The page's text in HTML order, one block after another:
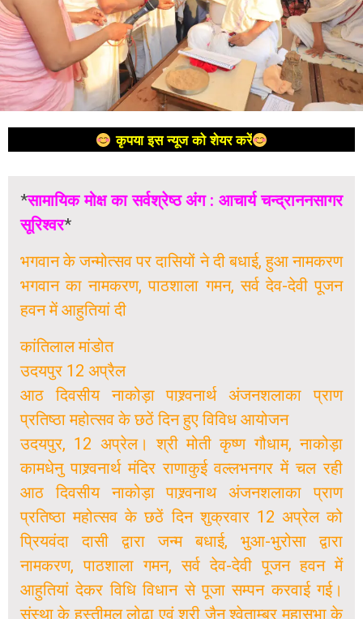
कृपया इस न्यूज को शेयर करें
*सामायिक मोक्ष का सर्वश्रेष्ठ अंग : आचार्य चन्द्राननसागर
सूरिश्वर*
भगवान के जन्मोत्सव पर दासियों ने दी बधाई, हुआ नामकरण
भगवान का नामकरण, पाठशाला गमन, सर्व देव-देवी पूजन
हवन में आहुतियां दी
कांतिलाल मांडोत
उदयपुर 12 अप्रैल
आठ दिवसीय नाकोड़ा पाश्र्वनार्थ अंजनशलाका प्राण
प्रतिष्ठा महोत्सव के छठें दिन हुए विविध आयोजन
उदयपुर, 12 अप्रेल। श्री मोती कृष्ण गौधाम, नाकोड़ा
कामधेनु पाश्र्वनार्थ मंदिर राणाकुई वल्लभनगर में चल रही
आठ दिवसीय नाकोड़ा पाश्र्वनाथ अंजनशलाका प्राण
प्रतिष्ठा महोत्सव के छठें दिन शुक्रवार 12 अप्रेल को
प्रियवंदा दासी द्वारा जन्म बधाई, भुआ-भुरोसा द्वारा
नामकरण, पाठशाला गमन, सर्व देव-देवी पूजन हवन में
आहुतियां देकर विधि विधान से पूजा सम्पन करवाई गई।
संस्था के हस्तीमल लोढ़ा एवं श्री जैन श्वेताम्बर महासभा के